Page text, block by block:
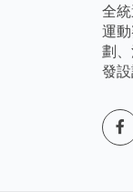
全
運
劃
發